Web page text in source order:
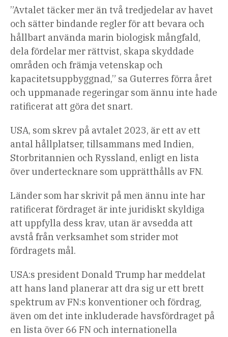
”Avtalet täcker mer än två tredjedelar av havet
och sätter bindande regler för att bevara och
hållbart använda marin biologisk mångfald,
dela fördelar mer rättvist, skapa skyddade
områden och främja vetenskap och
kapacitetsuppbyggnad,” sa Guterres förra året
och uppmanade regeringar som ännu inte hade
ratificerat att göra det snart.
USA, som skrev på avtalet 2023, är ett av ett
antal hållplatser, tillsammans med Indien,
Storbritannien och Ryssland, enligt en lista
över undertecknare som upprätthålls av FN.
Länder som har skrivit på men ännu inte har
ratificerat fördraget är inte juridiskt skyldiga
att uppfylla dess krav, utan är avsedda att
avstå från verksamhet som strider mot
fördragets mål.
USA:s president Donald Trump har meddelat
att hans land planerar att dra sig ur ett brett
spektrum av FN:s konventioner och fördrag,
även om det inte inkluderade havsfördraget på
en lista över 66 FN och internationella